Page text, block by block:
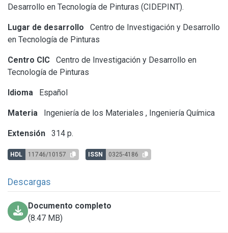
Desarrollo en Tecnología de Pinturas (CIDEPINT).
Lugar de desarrollo
Centro de Investigación y Desarrollo
en Tecnología de Pinturas
Centro CIC
Centro de Investigación y Desarrollo en
Tecnología de Pinturas
Idioma Español
Materia Ingeniería de los Materiales , Ingeniería Química
Extensión 314 p.
HDL 11746/10157 ISSN 0325-4186
Descargas
Documento completo
(8.47 MB)